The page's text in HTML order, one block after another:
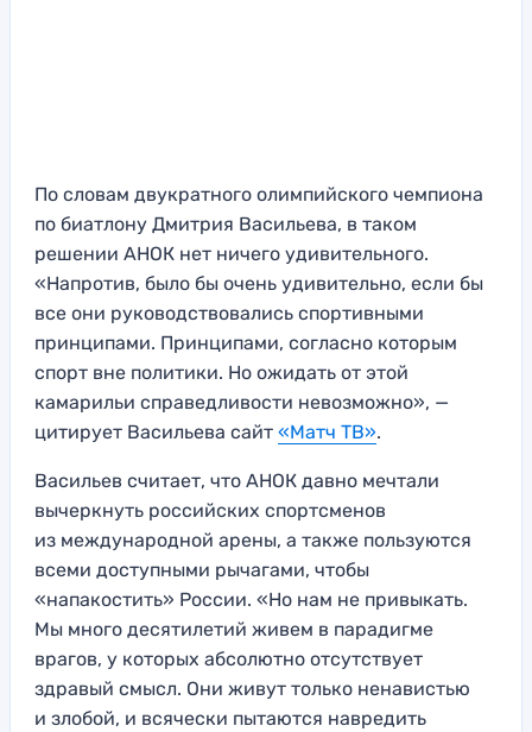
По словам двукратного олимпийского чемпиона
по биатлону Дмитрия Васильева, в таком
решении АНОК нет ничего удивительного.
«Напротив, было бы очень удивительно, если бы
все они руководствовались спортивными
принципами. Принципами, согласно которым
спорт вне политики. Но ожидать от этой
камарильи справедливости невозможно», —
цитирует Васильева сайт «Матч ТВ».
Васильев считает, что АНОК давно мечтали
вычеркнуть российских спортсменов
из международной арены, а также пользуются
всеми доступными рычагами, чтобы
«напакостить» России. «Но нам не привыкать.
Мы много десятилетий живем в парадигме
врагов, у которых абсолютно отсутствует
здравый смысл. Они живут только ненавистью
и злобой, и всячески пытаются навредить